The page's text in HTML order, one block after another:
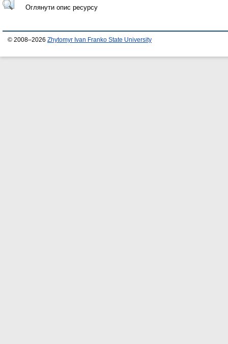
Оглянути опис ресурсу
© 2008–2026 Zhytomyr Ivan Franko State University